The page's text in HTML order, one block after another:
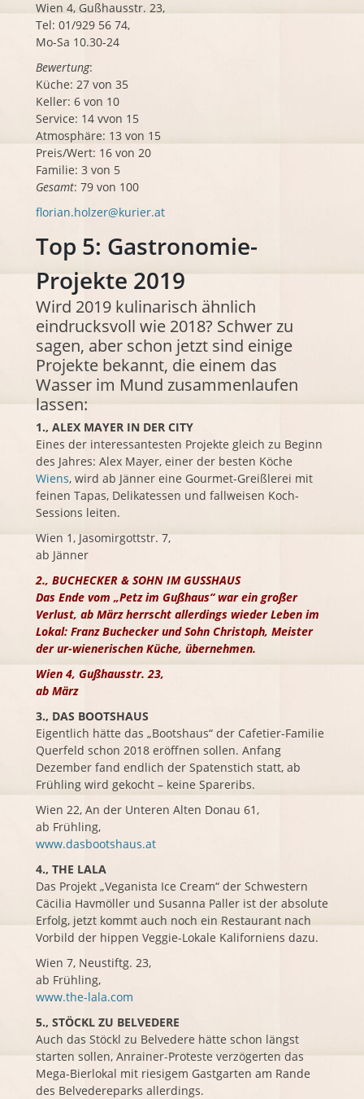
Wien 4, Gußhausstr. 23,
Tel: 01/929 56 74,
Mo-Sa 10.30-24
Bewertung:
Küche: 27 von 35
Keller: 6 von 10
Service: 14 vvon 15
Atmosphäre: 13 von 15
Preis/Wert: 16 von 20
Familie: 3 von 5
Gesamt: 79 von 100
florian.holzer@kurier.at
Top 5: Gastronomie-
Projekte 2019
Wird 2019 kulinarisch ähnlich
eindrucksvoll wie 2018? Schwer zu
sagen, aber schon jetzt sind einige
Projekte bekannt, die einem das
Wasser im Mund zusammenlaufen
lassen:
1., ALEX MAYER IN DER CITY
Eines der interessantesten Projekte gleich zu Beginn
des Jahres: Alex Mayer, einer der besten Köche
Wiens, wird ab Jänner eine Gourmet-Greißlerei mit
feinen Tapas, Delikatessen und fallweisen Koch-
Sessions leiten.
Wien 1, Jasomirgottstr. 7,
ab Jänner
2., BUCHECKER & SOHN IM GUSSHAUS
Das Ende vom „Petz im Gußhaus“ war ein großer
Verlust, ab März herrscht allerdings wieder Leben im
Lokal: Franz Bucheckerund Sohn Christoph, Meister
der ur-wienerischen Küche, übernehmen.
Wien 4, Gußhausstr. 23,
ab März
3., DAS BOOTSHAUS
Eigentlich hätte das „Bootshaus“ der Cafetier-Familie
Querfeld schon 2018 eröffnen sollen. Anfang
Dezember fand endlich der Spatenstich statt, ab
Frühling wird gekocht – keine Spareribs.
Wien 22, An der Unteren Alten Donau 61,
ab Frühling,
www.dasbootshaus.at
4., THE LALA
Das Projekt „Veganista Ice Cream“ der Schwestern
Cäcilia Havmöller und Susanna Paller ist der absolute
Erfolg, jetzt kommt auch noch ein Restaurant nach
Vorbild der hippen Veggie-Lokale Kaliforniens dazu.
Wien 7, Neustiftg. 23,
ab Frühling,
www.the-lala.com
5., STÖCKL ZU BELVEDERE
Auch das Stöckl zu Belvedere hätte schon längst
starten sollen, Anrainer-Proteste verzögerten das
Mega-Bierlokal mit riesigem Gastgarten am Rande
des Belvedereparks allerdings.